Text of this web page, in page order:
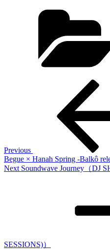
ゲ
ー
Previous
Begue × Hanah Spring -Balkô
Next
Next Soundwave Journey（DJ
SESSIONS)）